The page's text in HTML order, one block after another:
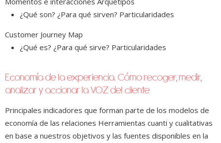
¿Qué son? ¿Para qué sirven? Particularidades
Customer Journey Map
¿Qué es? ¿Para qué sirve? Particularidades
Economía de la experiencia. Cómo recoger, medir,
analizar y accionar la VOZ del cliente
Principales indicadores que forman parte de los modelos de
economía de las relaciones Herramientas cuanti y cualitativas
en base a nuestros objetivos y las fuentes disponibles en la